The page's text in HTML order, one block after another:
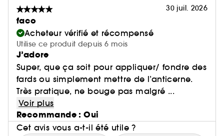
30 juil. 2026
faco
Acheteur vérifié et récompensé
Utilise ce produit depuis 6 mois
J’adore
Super, que ça soit pour appliquer/ fondre des
fards ou simplement mettre de l’anticerne.
Très pratique, ne bouge pas malgré ...
Voir plus
Recommande : Oui
Cet avis vous a-t-il été utile ?